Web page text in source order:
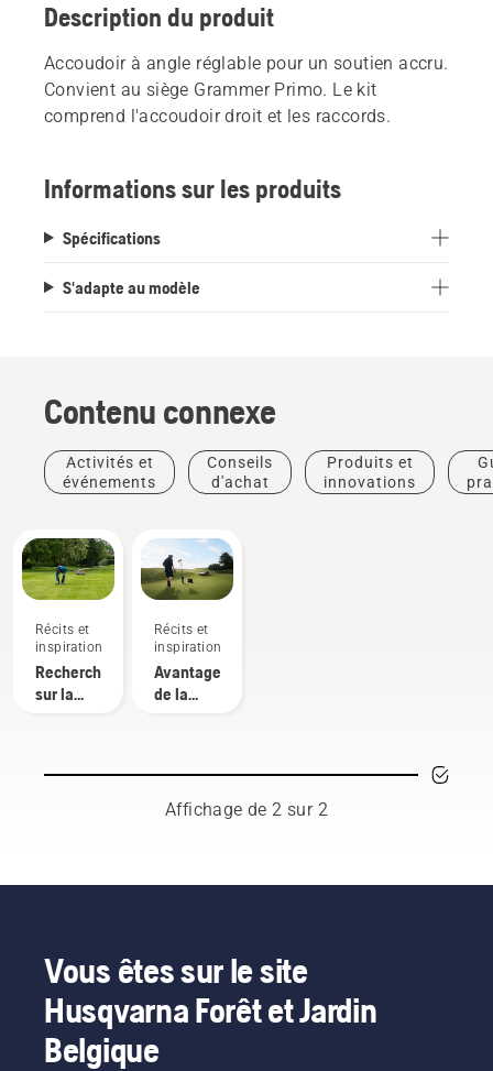
Description du produit
Accoudoir à angle réglable pour un soutien accru.
Convient au siège Grammer Primo. Le kit
comprend l'accoudoir droit et les raccords.
Informations sur les produits
Spécifications
S'adapte au modèle
Contenu connexe
Activités et
événements
Conseils
d'achat
Produits et
innovations
Récits et
inspiration
Recherches
sur la
Récits et
inspiration
Avantages
de la
intendants
Affichage de 2 sur 2
Vous êtes sur le site
Husqvarna Forêt et Jardin
Belgique